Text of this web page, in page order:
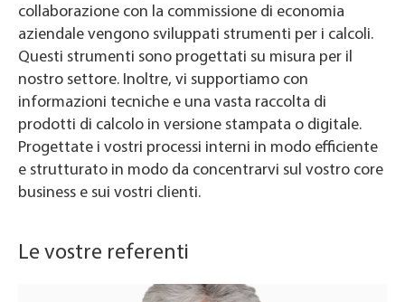
collaborazione con la commissione di economia
aziendale vengono sviluppati strumenti per i calcoli.
Questi strumenti sono progettati su misura per il
nostro settore. Inoltre, vi supportiamo con
informazioni tecniche e una vasta raccolta di
prodotti di calcolo in versione stampata o digitale.
Progettate i vostri processi interni in modo efficiente
e strutturato in modo da concentrarvi sul vostro core
business e sui vostri clienti.
Le vostre referenti